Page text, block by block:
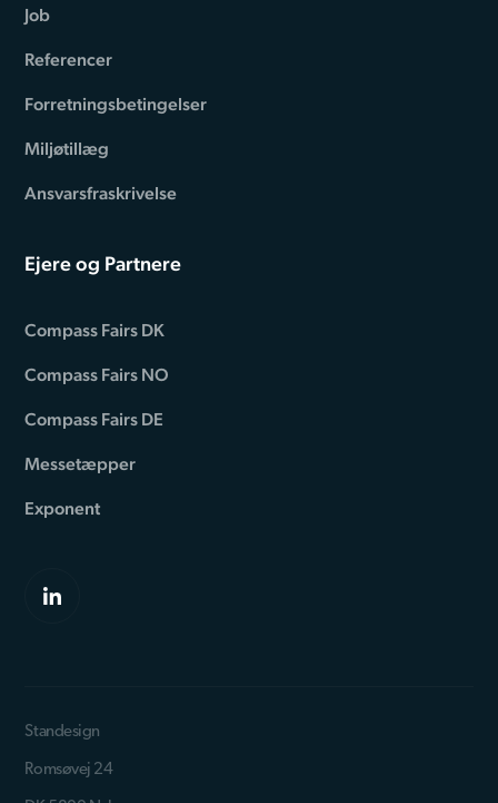
Job
Referencer
Forretningsbetingelser
Miljøtillæg
Ansvarsfraskrivelse
Ejere og Partnere
Compass Fairs DK
Compass Fairs NO
Compass Fairs DE
Messetæpper
Exponent
Standesign
Romsøvej 24